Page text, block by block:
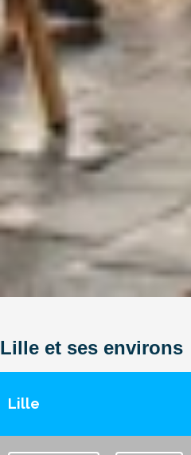
Lille et ses environs
Lille